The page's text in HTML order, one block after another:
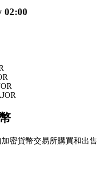
析
02:00
密貨幣交易所購買和出售